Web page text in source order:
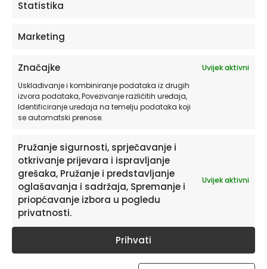
Statistika
Marketing
Značajke
Uvijek aktivni
Usklađivanje i kombiniranje podataka iz drugih
izvora podataka, Povezivanje različitih uređaja,
Identificiranje uređaja na temelju podataka koji
se automatski prenose.
Pružanje sigurnosti, sprječavanje i
otkrivanje prijevara i ispravljanje
grešaka, Pružanje i predstavljanje
oglašavanja i sadržaja, Spremanje i
priopćavanje izbora u pogledu
privatnosti.
Uvijek aktivni
Prihvati
recenziju.
Povezani proizvodi
Ovaj
proizvod
ima
više
varijanti.